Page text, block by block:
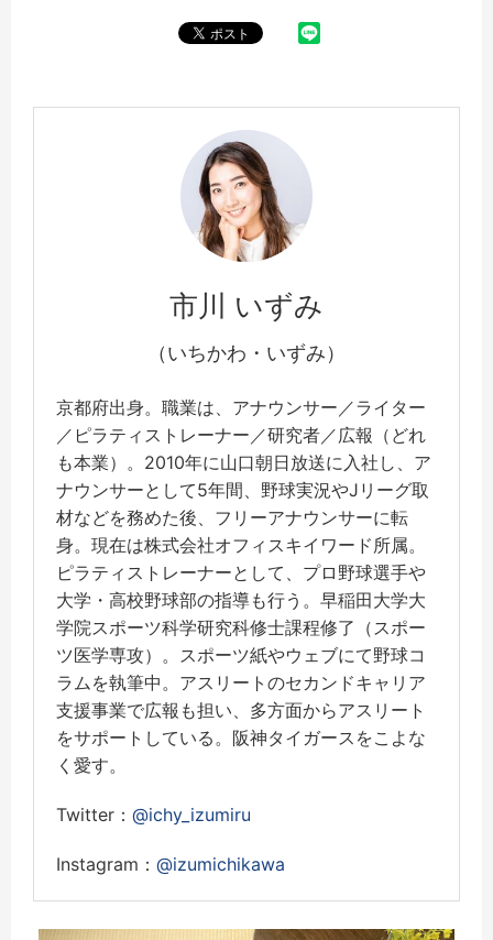
市川 いずみ
（いちかわ・いずみ）
京都府出身。職業は、アナウンサー／ライター
／ピラティストレーナー／研究者／広報（どれ
も本業）。2010年に山口朝日放送に入社し、ア
ナウンサーとして5年間、野球実況やJリーグ取
材などを務めた後、フリーアナウンサーに転
身。現在は株式会社オフィスキイワード所属。
ピラティストレーナーとして、プロ野球選手や
大学・高校野球部の指導も行う。早稲田大学大
学院スポーツ科学研究科修士課程修了（スポー
ツ医学専攻）。スポーツ紙やウェブにて野球コ
ラムを執筆中。アスリートのセカンドキャリア
支援事業で広報も担い、多方面からアスリート
をサポートしている。阪神タイガースをこよな
く愛す。
Twitter： @ichy_izumiru
Instagram： @izumichikawa